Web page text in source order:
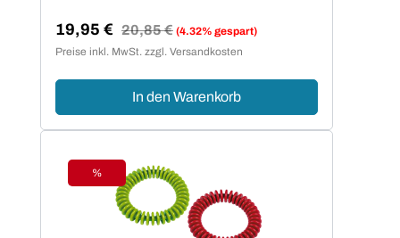
Verkaufspreis:
19,95 € Regulärer Preis:
20,85 € (4.32% gespart)
Preise inkl. MwSt. zzgl. Versandkosten
In den Warenkorb
Rabatt
%